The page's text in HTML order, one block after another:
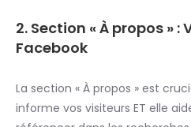
2. Section « À propos » :
Facebook
La section « À propos » est
informe vos visiteurs ET elle